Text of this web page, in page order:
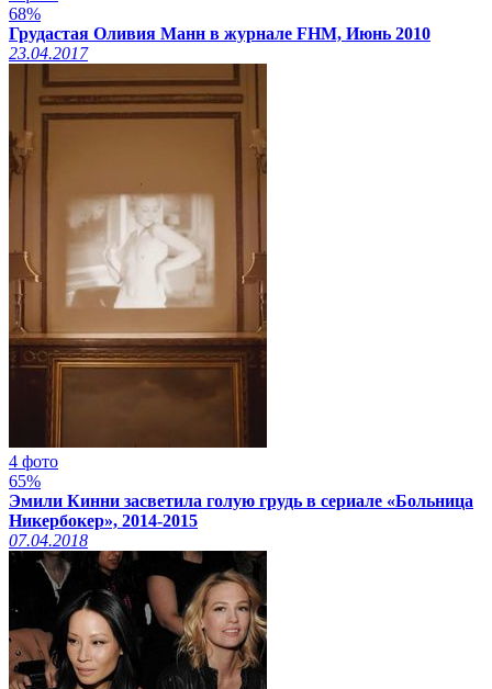
68%
Грудастая Оливия Манн в журнале FHM, Июнь 2010
23.04.2017
4 фото
65%
Эмили Кинни засветила голую грудь в сериале «Больница
Никербокер», 2014-2015
07.04.2018